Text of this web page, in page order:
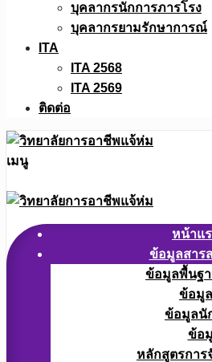
บุคลากรนักการภารโรง
บุคลากรยามรักษาการณ์
ITA
ITA 2568
ITA 2569
ติดต่อ
เมนู
หน้าแ
ข้อมูลสาร
ข้อมูลพื้นฐา
ข้อมู
ข้อมูลนั
ข้อ
หลักสูตรการ